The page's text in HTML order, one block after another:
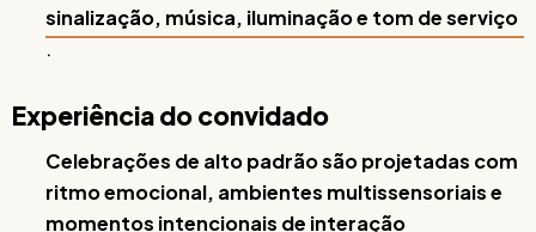
sinalização, música, iluminação e tom de serviço
.
Experiência do convidado
Celebrações de alto padrão são projetadas com
ritmo emocional, ambientes multissensoriais e
momentos intencionais de interação